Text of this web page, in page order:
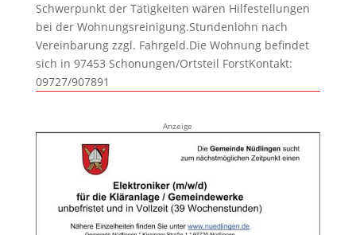
Schwerpunkt der Tätigkeiten wären Hilfestellungen
bei der Wohnungsreinigung.Stundenlohn nach
Vereinbarung zzgl. Fahrgeld.Die Wohnung befindet
sich in 97453 Schonungen/Ortsteil ForstKontakt:
09727/907891
Anzeige